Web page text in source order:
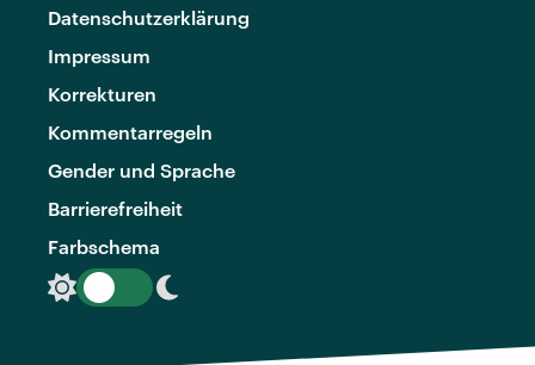
Datenschutzerklärung
Impressum
Korrekturen
Kommentarregeln
Gender und Sprache
Barrierefreiheit
Farbschema